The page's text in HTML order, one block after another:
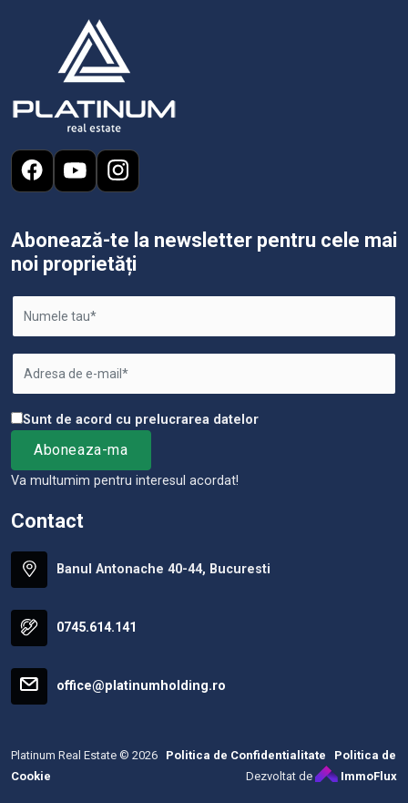
Abonează-te la newsletter pentru cele mai
noi proprietăți
Sunt de acord cu prelucrarea datelor
Va multumim pentru interesul acordat!
Contact
Banul Antonache 40-44, Bucuresti
0745.614.141
office@platinumholding.ro
Platinum Real Estate © 2026 Politica de Confidentialitate
Politica de
Cookie
Dezvoltat de ImmoFlux